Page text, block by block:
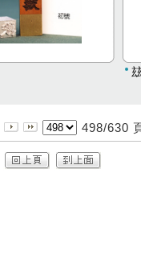
498/630